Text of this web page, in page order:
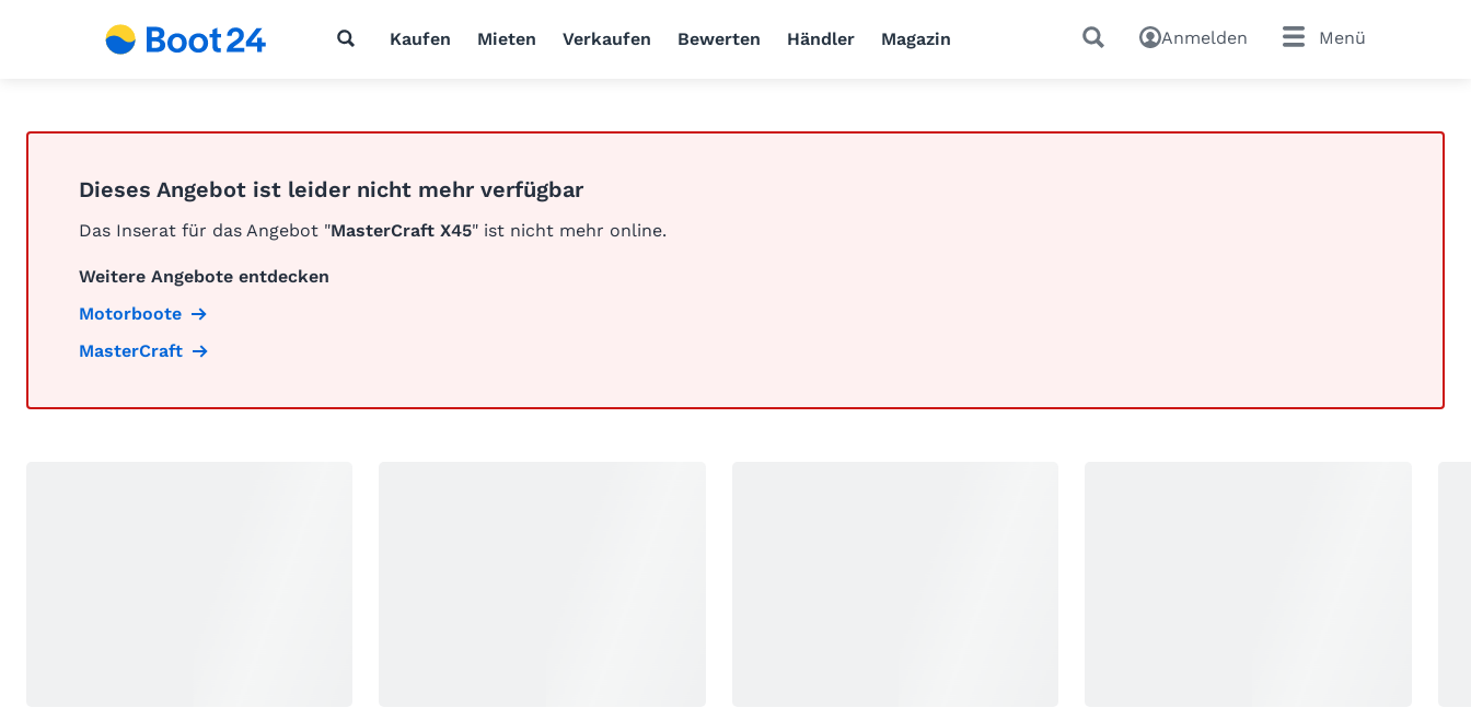
Kaufen Mieten Verkaufen Bewerten Händler Magazin Anmelden Menü
Dieses Angebot ist leider nicht mehr verfügbar
Das Inserat für das Angebot "MasterCraft X45" ist nicht mehr online.
Weitere Angebote entdecken
Motorboote
MasterCraft